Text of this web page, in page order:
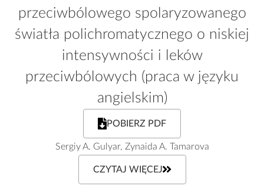
przeciwbólowego spolaryzowanego
światła polichromatycznego o niskiej
intensywności i leków
przeciwbólowych (praca w języku
angielskim)
POBIERZ PDF
Sergiy A. Gulyar, Zynaida A. Tamarova
CZYTAJ WIĘCEJ